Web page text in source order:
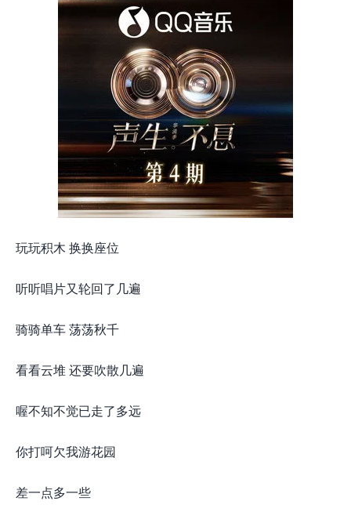
玩玩积木 换换座位
听听唱片又轮回了几遍
骑骑单车 荡荡秋千
看看云堆 还要吹散几遍
喔不知不觉已走了多远
你打呵欠我游花园
差一点多一些